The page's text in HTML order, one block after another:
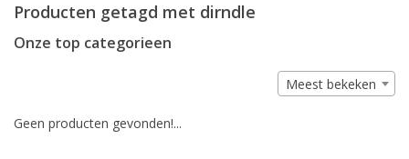
Producten getagd met dirndle
Onze top categorieen
Meest bekeken
Geen producten gevonden!...